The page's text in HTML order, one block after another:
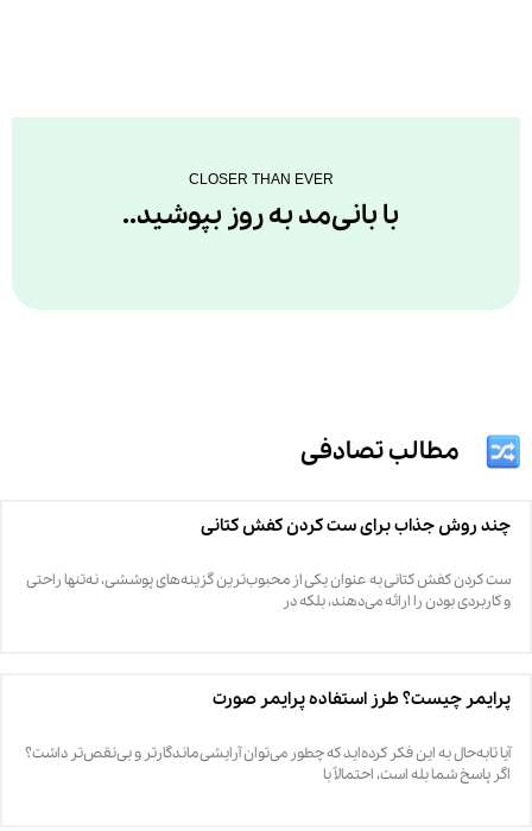
CLOSER THAN EVER
با بانی‌مد به روز بپوشید..
مطالب تصادفی
چند روش جذاب برای ست کردن کفش کتانی
ست کردن کفش کتانی به عنوان یکی از محبوب‌ترین گزینه‌های پوششی، نه‌تنها راحتی
و کاربردی بودن را ارائه می‌دهند، بلکه در
پرایمر چیست؟ طرز استفاده پرایمر صورت
آیا تابه‌حال به این فکر کرده‌اید که چطور می‌توان آرایشی ماندگارتر و بی‌نقص‌تر داشت؟
اگر پاسخ شما بله است، احتمالاً با